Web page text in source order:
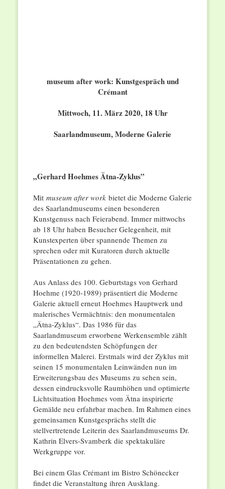
museum after work: Kunstgespräch und
Crémant
Mittwoch, 11. März 2020, 18 Uhr
Saarlandmuseum, Moderne Galerie
„Gerhard Hoehmes Ätna-Zyklus”
Mit museum after workbietet die Moderne Galerie
des Saarlandmuseums einen besonderen
Kunstgenuss nach Feierabend. Immer mittwochs
ab 18 Uhr haben Besucher Gelegenheit, mit
Kunstexperten über spannende Themen zu
sprechen oder mit Kuratoren durch aktuelle
Präsentationen zu gehen.
Aus Anlass des 100. Geburtstags von Gerhard
Hoehme (1920-1989) präsentiert die Moderne
Galerie aktuell erneut Hoehmes Hauptwerk und
malerisches Vermächtnis: den monumentalen
„Ätna-Zyklus“. Das 1986 für das
Saarlandmuseum erworbene Werkensemble zählt
zu den bedeutendsten Schöpfungen der
informellen Malerei. Erstmals wird der Zyklus mit
seinen 15 monumentalen Leinwänden nun im
Erweiterungsbau des Museums zu sehen sein,
dessen eindrucksvolle Raumhöhen und optimierte
Lichtsituation Hoehmes vom Ätna inspirierte
Gemälde neu erfahrbar machen. Im Rahmen eines
gemeinsamen Kunstgesprächs stellt die
stellvertretende Leiterin des Saarlandmuseums Dr.
Kathrin Elvers-Svamberk die spektakuläre
Werkgruppe vor.
Bei einem Glas Crémant im Bistro Schönecker
findet die Veranstaltung ihren Ausklang.